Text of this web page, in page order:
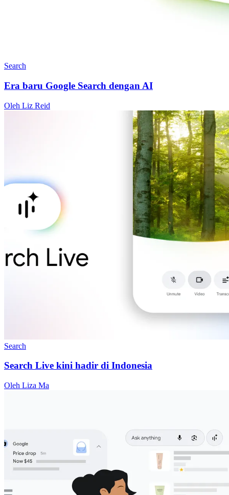
Search
Era baru Google Search dengan AI
Oleh Liz Reid
Search
Search Live kini hadir di Indonesia
Oleh Liza Ma